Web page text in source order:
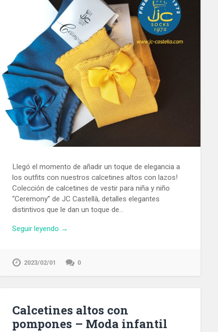
Llegó el momento de añadir un toque de elegancia a
los outfits con nuestros calcetines altos con lazos!
Colección de calcetines de vestir para niña y niño
“Ceremony” de JC Castellà, detalles elegantes
distintivos que le dan un toque de…
Seguir leyendo →
2023/02/01 0
Calcetines altos con
pompones – Moda infantil